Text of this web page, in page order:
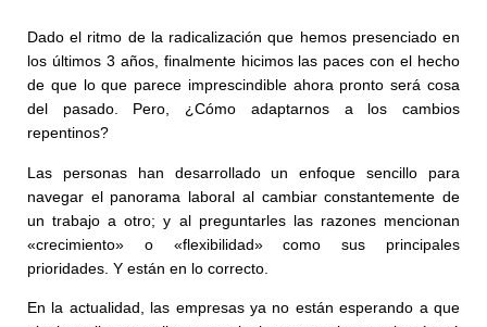
Dado el ritmo de la radicalización que hemos presenciado en
los últimos 3 años, finalmente hicimos las paces con el hecho
de que lo que parece imprescindible ahora pronto será cosa
del pasado. Pero, ¿Cómo adaptarnos a los cambios
repentinos?
Las personas han desarrollado un enfoque sencillo para
navegar el panorama laboral al cambiar constantemente de
un trabajo a otro; y al preguntarles las razones mencionan
«crecimiento» o «flexibilidad» como sus principales
prioridades. Y están en lo correcto.
En la actualidad, las empresas ya no están esperando a que